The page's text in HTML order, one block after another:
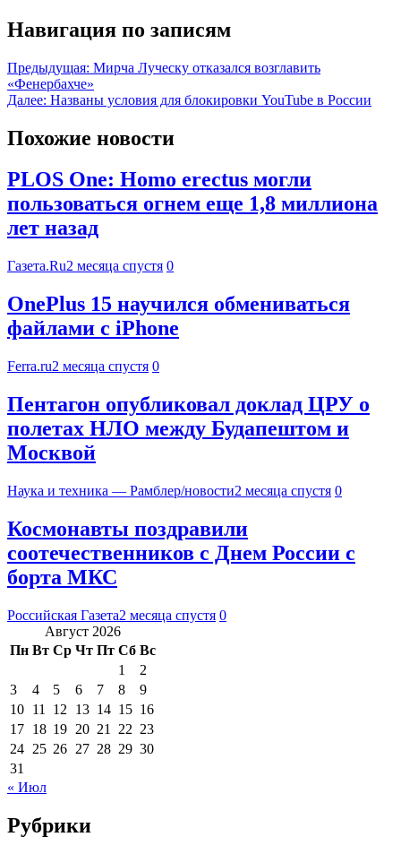
Навигация по записям
Предыдущая: Мирча Луческу отказался возглавить
«Фенербахче»
Далее: Названы условия для блокировки YouTube в России
Похожие новости
PLOS One: Homo erectus могли
пользоваться огнем еще 1,8 миллиона
лет назад
Газета.Ru2 месяца спустя 0
OnePlus 15 научился обмениваться
файлами с iPhone
Ferra.ru2 месяца спустя 0
Пентагон опубликовал доклад ЦРУ о
полетах НЛО между Будапештом и
Москвой
Наука и техника — Рамблер/новости2 месяца спустя 0
Космонавты поздравили
соотечественников с Днем России с
борта МКС
Российская Газета2 месяца спустя 0
Август 2026
Пн Вт Ср Чт Пт Сб Вс
1
2
3
4 5 6 7 8
9
10 11 12 13 14 15 16
17 18 19 20 21 22 23
24 25 26 27 28 29 30
31
« Июл
Рубрики